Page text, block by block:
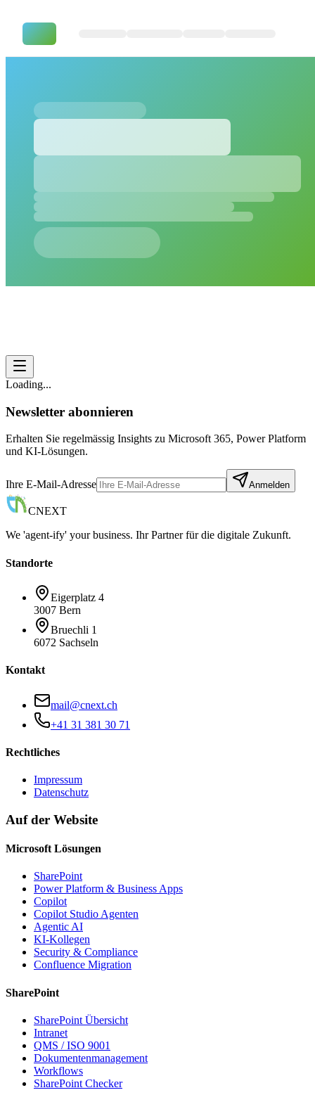
Citizen Developer Programm
Loading...
Newsletter abonnieren
Erhalten Sie regelmässig Insights zu Microsoft 365, Power Platform
und KI-Lösungen.
Ihre E-Mail-Adresse Anmelden
CNEXT
We 'agent-ify' your business. Ihr Partner für die digitale Zukunft.
Standorte
Eigerplatz 4
3007 Bern
Bruechli 1
6072 Sachseln
Kontakt
mail@cnext.ch
+41 31 381 30 71
Rechtliches
Impressum
Datenschutz
Auf der Website
Microsoft Lösungen
SharePoint
Power Platform & Business Apps
Copilot
Copilot Studio Agenten
Agentic AI
KI-Kollegen
Security & Compliance
Confluence Migration
SharePoint
SharePoint Übersicht
Intranet
QMS / ISO 9001
Dokumentenmanagement
Workflows
SharePoint Checker